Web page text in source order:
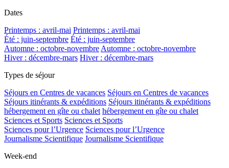
Dates
Printemps : avril-mai Printemps : avril-mai
Été : juin-septembre Été : juin-septembre
Automne : octobre-novembre Automne : octobre-novembre
Hiver : décembre-mars Hiver : décembre-mars
Types de séjour
Séjours en Centres de vacances Séjours en Centres de vacances
Séjours itinérants & expéditions Séjours itinérants & expéditions
hébergement en gîte ou chalet hébergement en gîte ou chalet
Sciences et Sports Sciences et Sports
Sciences pour l’Urgence Sciences pour l’Urgence
Journalisme Scientifique Journalisme Scientifique
Week-end